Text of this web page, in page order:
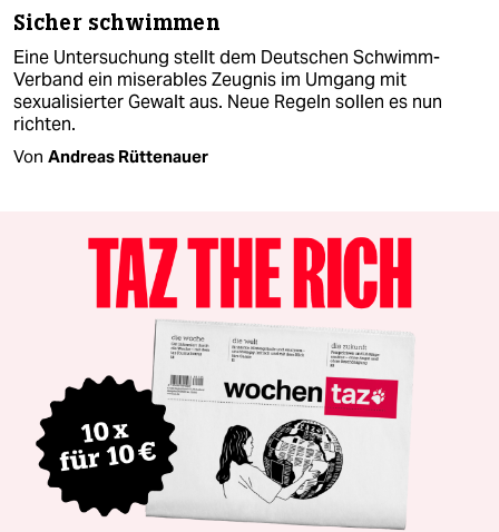
Sicher schwimmen
Eine Untersuchung stellt dem Deutschen Schwimm-
Verband ein miserables Zeugnis im Umgang mit
sexualisierter Gewalt aus. Neue Regeln sollen es nun
richten.
Von Andreas Rüttenauer